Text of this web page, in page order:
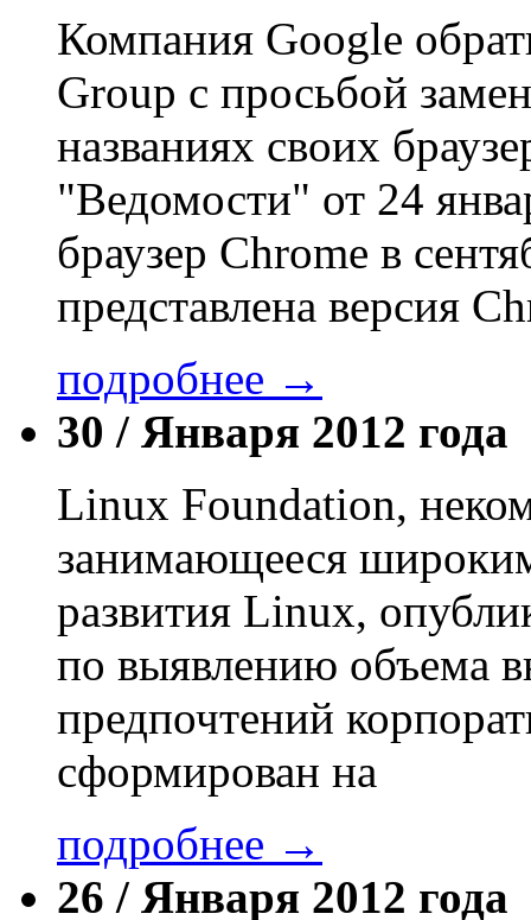
Компания Google
Group с просьбой
названиях своих
"Ведомости" от 24
браузер Chrome в
представлена версия
подробнее →
30 / Января 2012 года
Linux Foundation,
занимающееся
развития Linux,
по выявлению объема
предпочтений
сформирован на
подробнее →
26 / Января 2012 года